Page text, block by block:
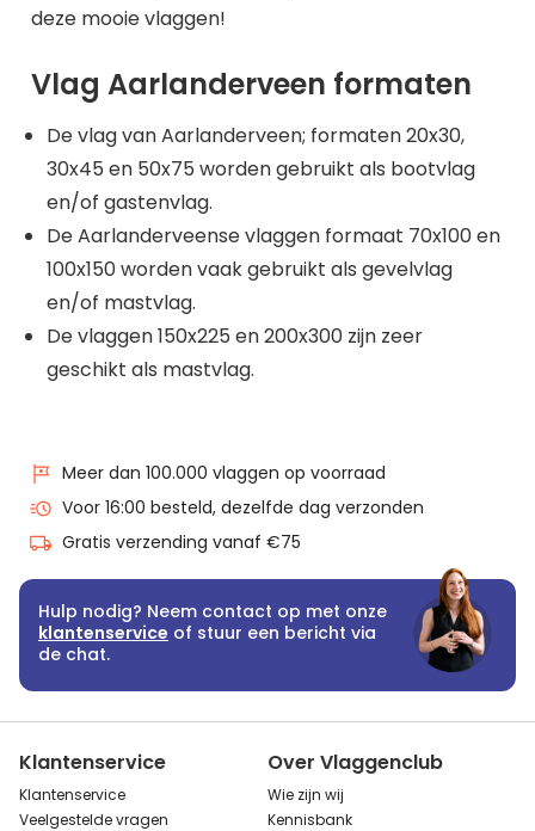
deze mooie vlaggen!
Vlag Aarlanderveen formaten
De vlag van Aarlanderveen; formaten 20x30,
30x45 en 50x75 worden gebruikt als bootvlag
en/of gastenvlag.
De Aarlanderveense vlaggen formaat 70x100 en
100x150 worden vaak gebruikt als gevelvlag
en/of mastvlag.
De vlaggen 150x225 en 200x300 zijn zeer
geschikt als mastvlag.
Meer dan 100.000 vlaggen op voorraad
Voor 16:00 besteld, dezelfde dag verzonden
Gratis verzending vanaf €75
Hulp nodig? Neem contact op met onze
klantenservice of stuur een bericht via
de chat.
Klantenservice
Klantenservice
Veelgestelde vragen
Over Vlaggenclub
Wie zijn wij
Kennisbank